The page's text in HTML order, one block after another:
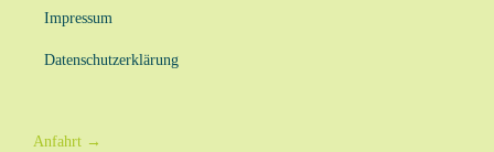
Impressum
Datenschutzerklärung
Anfahrt →